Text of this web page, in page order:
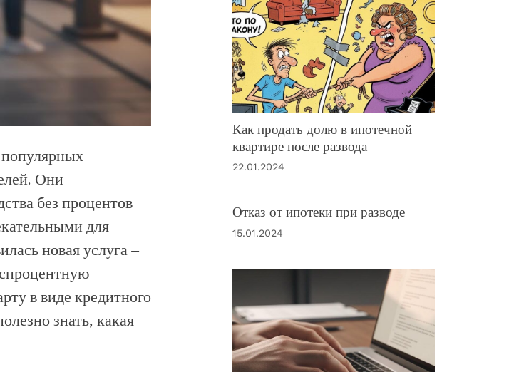
Они
без процентов
для
новая услуга –
в виде кредитного
знать, какая
Как продать долю в ипотечной
квартире после развода
22.01.2024
Отказ от ипотеки при разводе
15.01.2024